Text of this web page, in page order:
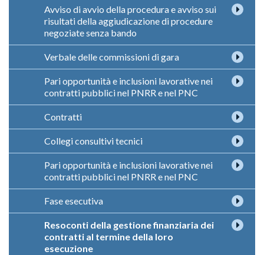
Avviso di avvio della procedura e avviso sui
risultati della aggiudicazione di procedure
negoziate senza bando
Verbale delle commissioni di gara
Pari opportunità e inclusioni lavorative nei
contratti pubblici nel PNRR e nel PNC
Contratti
Collegi consultivi tecnici
Pari opportunità e inclusioni lavorative nei
contratti pubblici nel PNRR e nel PNC
Fase esecutiva
Resoconti della gestione finanziaria dei
contratti al termine della loro
esecuzione